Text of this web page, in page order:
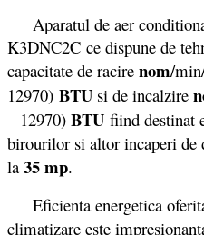
Aparatul de aer
K3DNC2C ce dispune de
capacitate de racire nom/
12970) BTU si de incalzire
– 12970) BTU fiind destinat
birourilor si altor incaperi
la 35 mp.
Eficienta energetica
climatizare este